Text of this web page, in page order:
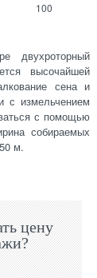
100
двухроторный
высочайшей
сена и
с измельчением
с помощью
собираемых
м.
цену